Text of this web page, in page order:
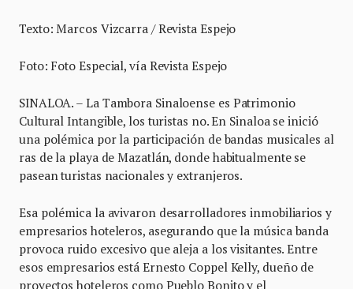
Texto: Marcos Vizcarra / Revista Espejo
Foto: Foto Especial, vía Revista Espejo
SINALOA. – La Tambora Sinaloense es Patrimonio
Cultural Intangible, los turistas no. En Sinaloa se inició
una polémica por la participación de bandas musicales al
ras de la playa de Mazatlán, donde habitualmente se
pasean turistas nacionales y extranjeros.
Esa polémica la avivaron desarrolladores inmobiliarios y
empresarios hoteleros, asegurando que la música banda
provoca ruido excesivo que aleja a los visitantes. Entre
esos empresarios está Ernesto Coppel Kelly, dueño de
proyectos hoteleros como Pueblo Bonito y el